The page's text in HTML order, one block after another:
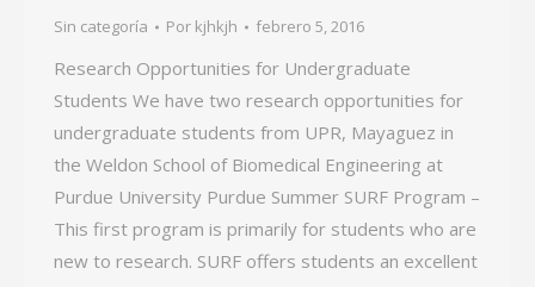
Sin categoría Por kjhkjh febrero 5, 2016
Research Opportunities for Undergraduate
Students We have two research opportunities for
undergraduate students from UPR, Mayaguez in
the Weldon School of Biomedical Engineering at
Purdue University Purdue Summer SURF Program –
This first program is primarily for students who are
new to research. SURF offers students an excellent